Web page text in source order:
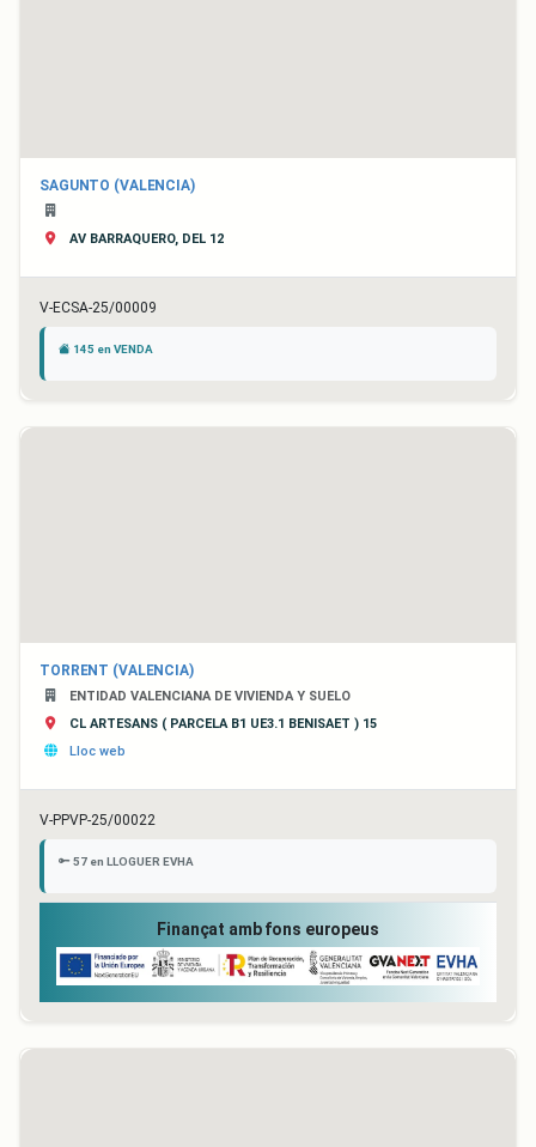
SAGUNTO (VALENCIA)
AV BARRAQUERO, DEL 12
V-ECSA-25/00009
145 en VENDA
TORRENT (VALENCIA)
ENTIDAD VALENCIANA DE VIVIENDA Y SUELO
CL ARTESANS ( PARCELA B1 UE3.1 BENISAET ) 15
Lloc web
V-PPVP-25/00022
57 en LLOGUER EVHA
Finançat amb fons europeus